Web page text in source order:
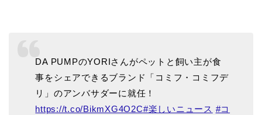
DA PUMPのYORIさんがペットと飼い主が食
事をシェアできるブランド「コミフ・コミフデ
リ」のアンバサダーに就任！
https://t.co/BikmXG4O2C#楽しいニュース #コ